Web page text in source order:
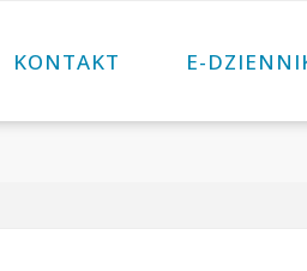
KONTAKT E-